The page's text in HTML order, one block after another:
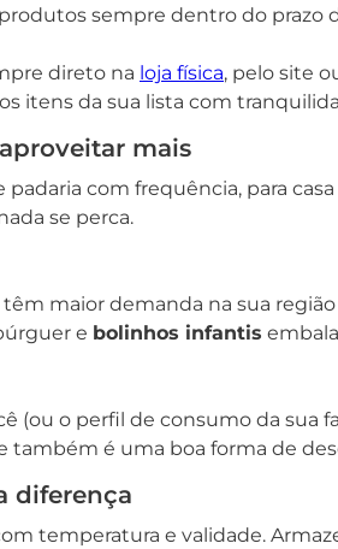
sempre dentro do prazo
direto na loja física, pelo site
itens da sua lista com
mais
com frequência, para
se perca.
maior demanda na sua
e bolinhos infantis
(ou o perfil de consumo da sua
é uma boa forma de
diferença
temperatura e validade.